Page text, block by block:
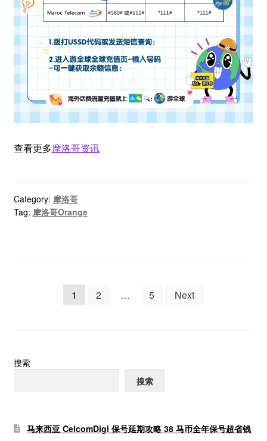
查看更多摩洛哥资讯
Category: 摩洛哥
Tag: 摩洛哥Orange
页
1 2 … 5 Next
搜索
搜索
马来西亚 CelcomDigi 保号延期攻略 38 马币全年保号超省钱